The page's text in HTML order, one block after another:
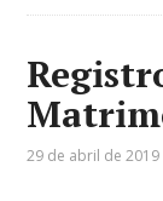
29 de abril de 2019